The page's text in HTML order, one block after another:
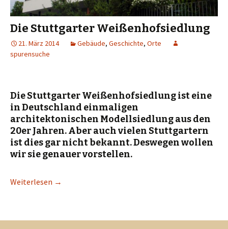
Die Stuttgarter Weißenhofsiedlung
21. März 2014 Gebäude, Geschichte, Orte
spurensuche
Die Stuttgarter Weißenhofsiedlung ist eine
in Deutschland einmaligen
architektonischen Modellsiedlung aus den
20er Jahren. Aber auch vielen Stuttgartern
ist dies gar nicht bekannt. Deswegen wollen
wir sie genauer vorstellen.
Weiterlesen →